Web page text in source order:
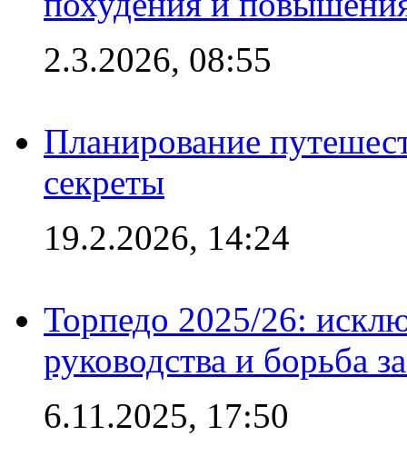
2.3.2026, 08:55
Планирование
секреты
19.2.2026, 14:24
Торпедо 2025/26:
руководства и борьба
6.11.2025, 17:50